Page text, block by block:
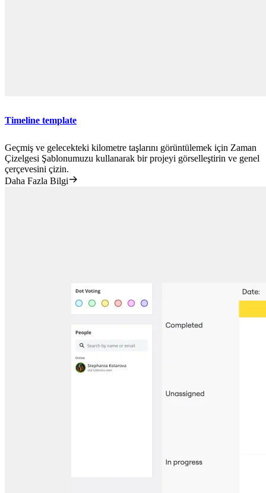
Timeline template
Geçmiş ve gelecekteki kilometre taşlarını görüntülemek için Zaman
Çizelgesi Şablonumuzu kullanarak bir projeyi görselleştirin ve genel
çerçevesini çizin.
Daha Fazla Bilgi